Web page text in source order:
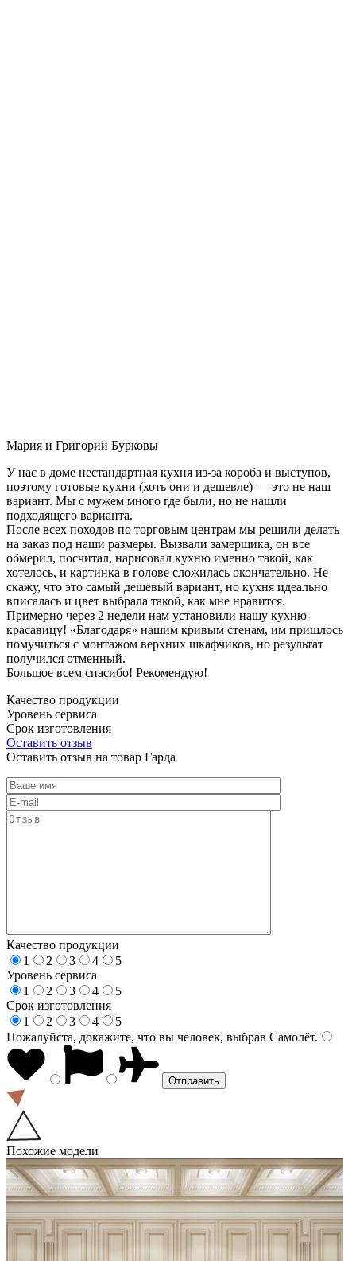
Мария и Григорий Бурковы
У нас в доме нестандартная кухня из-за короба и выступов,
поэтому готовые кухни (хоть они и дешевле) — это не наш
вариант. Мы с мужем много где были, но не нашли
подходящего варианта.
После всех походов по торговым центрам мы решили делать
на заказ под наши размеры. Вызвали замерщика, он все
обмерил, посчитал, нарисовал кухню именно такой, как
хотелось, и картинка в голове сложилась окончательно. Не
скажу, что это самый дешевый вариант, но кухня идеально
вписалась и цвет выбрала такой, как мне нравится.
Примерно через 2 недели нам установили нашу кухню-
красавицу! «Благодаря» нашим кривым стенам, им пришлось
помучиться с монтажом верхних шкафчиков, но результат
получился отменный.
Большое всем спасибо! Рекомендую!
Качество продукции
Уровень сервиса
Срок изготовления
Оставить отзыв
Оставить отзыв на товар Гарда
Качество продукции
1
2 3 4
5
Уровень сервиса
1
2 3 4
5
Срок изготовления
1
2 3 4
5
Пожалуйста, докажите, что вы человек, выбрав Самолёт.
Похожие модели